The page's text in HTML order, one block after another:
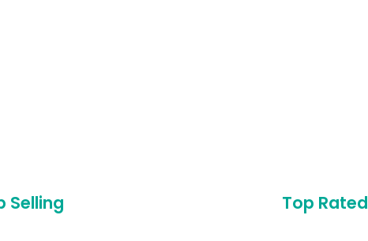
Selling Top Rated